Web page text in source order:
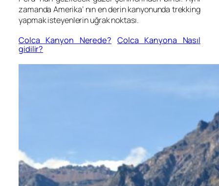
zamanda Amerika’ nın en derin kanyonunda trekking
yapmak isteyenlerin uğrak noktası.
Colca Kanyon Nerede? Colca Kanyona Nasıl
gidilir?